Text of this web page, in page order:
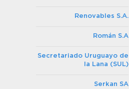
Renovables S.A.
Román S.A
Secretariado Uruguayo de
la Lana (SUL)
Serkan SA